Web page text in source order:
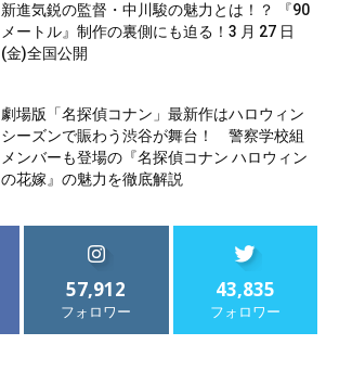
新進気鋭の監督・中川駿の魅力とは！？ 『90
メートル』制作の裏側にも迫る！3 月 27 日
(金)全国公開
劇場版「名探偵コナン」最新作はハロウィン
シーズンで賑わう渋谷が舞台！ 警察学校組
メンバーも登場の『名探偵コナン ハロウィン
の花嫁』の魅力を徹底解説
57,912
フォロワー
43,835
フォロワー